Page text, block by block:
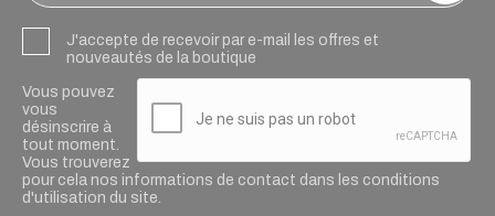
J'accepte de recevoir par e-mail les offres et
nouveautés de la boutique
Vous pouvez
vous
désinscrire à
tout moment.
Vous trouverez
pour cela nos informations de contact dans les conditions
d'utilisation du site.